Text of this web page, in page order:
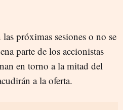
próximas sesiones o no se
parte de los accionistas
en torno a la mitad del
a la oferta.